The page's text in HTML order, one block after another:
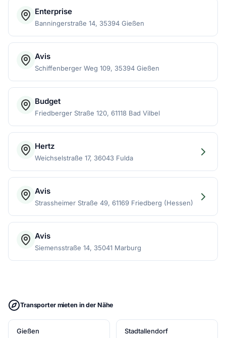
Enterprise
Banningerstraße 14, 35394 Gießen
Avis
Schiffenberger Weg 109, 35394 Gießen
Budget
Friedberger Straße 120, 61118 Bad Vilbel
Hertz
Weichselstraße 17, 36043 Fulda
Avis
Strassheimer Straße 49, 61169 Friedberg (Hessen)
Avis
Siemensstraße 14, 35041 Marburg
Transporter mieten in der Nähe
Gießen Stadtallendorf